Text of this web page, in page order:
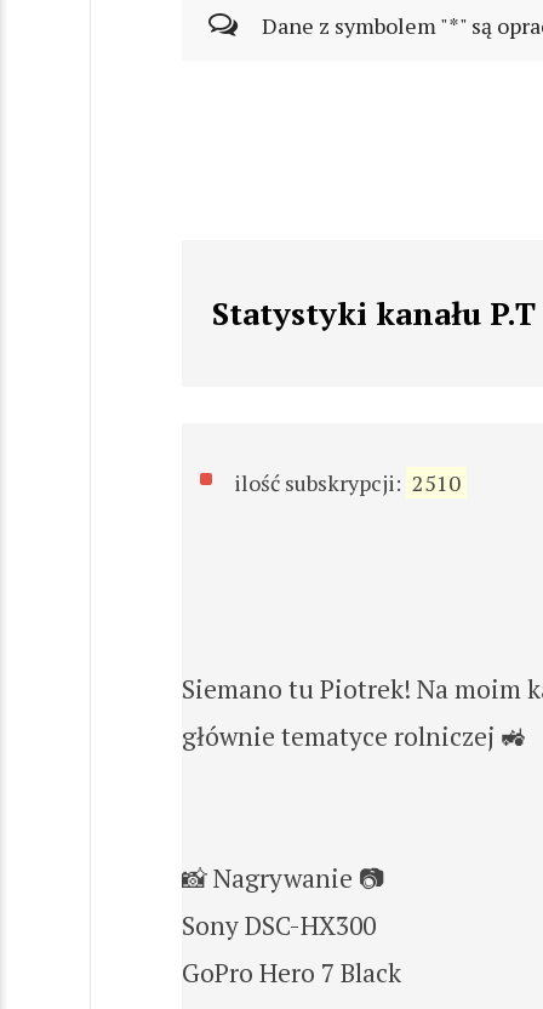
Dane z symbolem "*" są
Statystyki kanału
ilość subskrypcji: 2510
Siemano tu Piotrek! Na moim
głównie tematyce rolniczej 🚜
📸 Nagrywanie 📷
Sony DSC-HX300
GoPro Hero 7 Black